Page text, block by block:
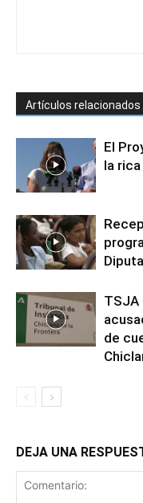
Artículos relacionados
El
la
TSJA
de
DEJA UNA